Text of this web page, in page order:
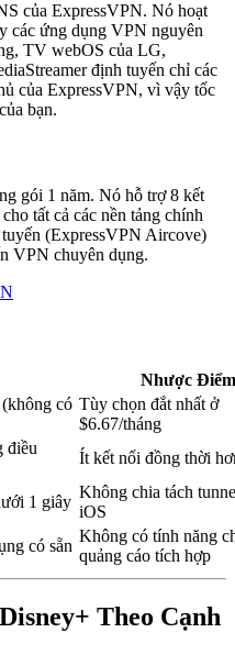
của ExpressVPN. Nó hoạt
các ứng dụng VPN nguyên
TV webOS của LG,
định tuyến chỉ các
của ExpressVPN, vì vậy tốc
bạn.
gói 1 năm. Nó hỗ trợ 8 kết
tất cả các nền tảng chính
(ExpressVPN Aircove)
VPN chuyên dụng.
Nhược Điểm
có Tùy chọn đắt nhất ở
$6.67/tháng
điều
Ít kết nối đồng thời
1 giây
Không chia tách
iOS
có sẵn
Không có tính năng
quảng cáo tích hợp
Theo Cạnh